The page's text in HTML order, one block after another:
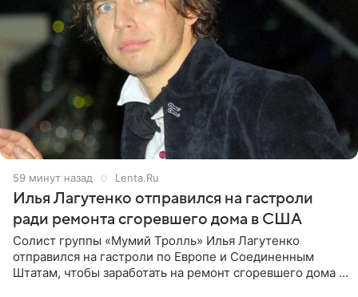
1 час назад Lenta.Ru
Илья Лагутенко отправился на гастроли
ради ремонта сгоревшего дома в США
Солист группы «Мумий Тролль» Илья Лагутенко
отправился на гастроли по Европе и Соединенным
Штатам, чтобы заработать на ремонт сгоревшего дома в